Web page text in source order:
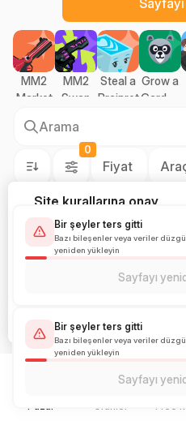
MM2
Market
MM2
Swap
Steal a
Brainrot
Grow a
Garden
Arama
0
Fiyat
Early Access!
Site kurallarına onay
StarPets, Roblox Corporation
bağımsız bir platformdur.
kullanımını kabul etmiş
Pazar Ürünler Free
Bir şeyler ters gitti
Bazı bileşenler veya veriler
yeniden yükleyin
Sayfayı
Bir şeyler ters gitti
Bazı bileşenler veya veriler
yeniden yükleyin
Sayfayı